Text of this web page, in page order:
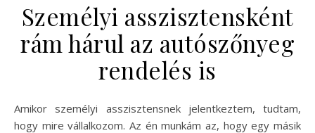
Személyi asszisztensként
rám hárul az autószőnyeg
rendelés is
Amikor személyi asszisztensnek jelentkeztem, tudtam,
hogy mire vállalkozom. Az én munkám az, hogy egy másik